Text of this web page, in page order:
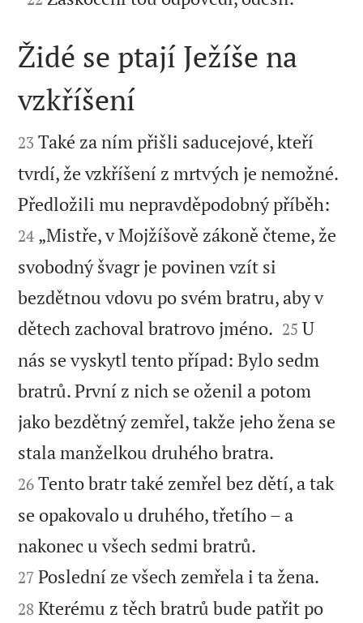

Židé se ptají Ježíše na
vzkříšení

23 Také za ním přišli saducejové, kteří
tvrdí, že vzkříšení z mrtvých je nemožné.
Předložili mu nepravděpodobný příběh:
24 „Mistře, v Mojžíšově zákoně čteme, že
svobodný švagr je povinen vzít si
bezdětnou vdovu po svém bratru, aby v
dětech zachoval bratrovo jméno. 

25 U
nás se vyskytl tento případ: Bylo sedm
bratrů. První z nich se oženil a potom
jako bezdětný zemřel, takže jeho žena se
stala manželkou druhého bratra.
26 Tento bratr také zemřel bez dětí, a tak
se opakovalo u druhého, třetího – a
nakonec u všech sedmi bratrů.
27 Poslední ze všech zemřela i ta žena.
28 Kterému z těch bratrů bude patřit po